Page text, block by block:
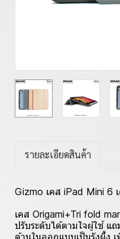
รายละเอียดสินค้า
Gizmo เคส iPad Mini 6
เคส Origami+Tri fold
ปรับระดับได้ตามใจผู้ใช้ แ
ด้านในออกแบบเป็นรังผึ้ง